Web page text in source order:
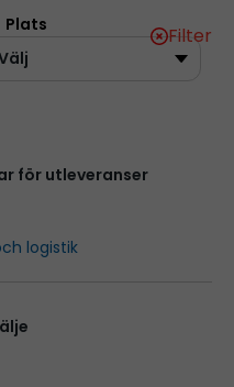
Plats Filter
för utleveranser
logistik